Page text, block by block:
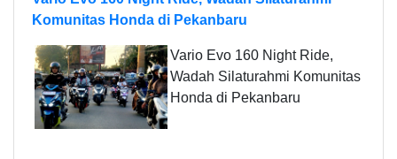
Komunitas Honda di Pekanbaru
Vario Evo 160 Night Ride,
Wadah Silaturahmi Komunitas
Honda di Pekanbaru